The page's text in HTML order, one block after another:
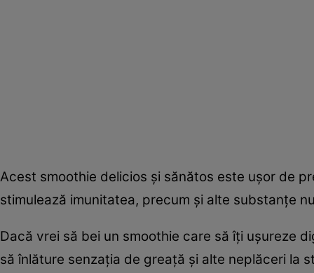
Acest smoothie delicios şi sănătos este uşor de
stimulează imunitatea, precum şi alte substanţe
Dacă vrei să bei un smoothie care să îţi uşureze
să înlăture senzaţia de greaţă şi alte neplăceri la